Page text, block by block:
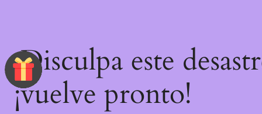
¡Disculpa este
¡vuelve pronto!